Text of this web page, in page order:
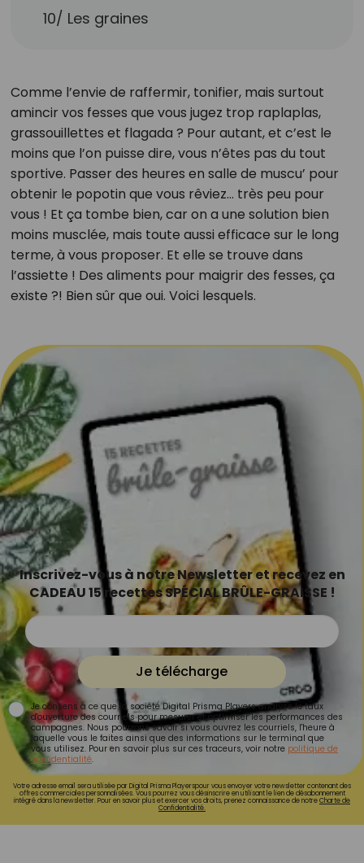
10/ Les graines
Comme l’envie de raffermir, tonifier, mais surtout
amincir vos fesses que vous jugez trop raplaplas,
grassouillettes et flagada ? Pour autant, et c’est le
moins que l’on puisse dire, vous n’êtes pas du tout
sportive. Passer des heures en salle de muscu’ pour
obtenir le popotin que vous rêviez… très peu pour
vous ! Et ça tombe bien, car on a une solution bien
moins musclée, mais toute aussi efficace sur le long
terme, à vous proposer. Et elle se trouve dans
l’assiette ! Des aliments pour maigrir des fesses, ça
existe ?! Bien sûr que oui. Voici lesquels.
Inscrivez-vous à notre Newsletter et recevez en
CADEAU 15 recettes SPÉCIAL BRÛLE-GRAISSE !
Je télécharge
Je consens à ce que la société Digital Prisma Players analyse le taux
d'ouverture des courriels pour mesurer et optimiser les performances des
campagnes. Nous pourrons savoir si vous ouvrez les courriels, l'heure à
laquelle vous le faites ainsi que des informations sur le terminal que
vous utilisez. Pour en savoir plus sur ces traceurs, voir notre politique de
confidentialité.
Votre adresse email sera utilisée par Digital Prisma Playerspour vous envoyer votre newsletter contenant des
offres commerciales personnalisées. Vous pourrez vous désinscrire en utilisant le lien de désabonnement
intégré dans la newsletter. Pour en savoir plus et exercer vos droits, prenez connaissance de notreCharte de
Confidentialité.